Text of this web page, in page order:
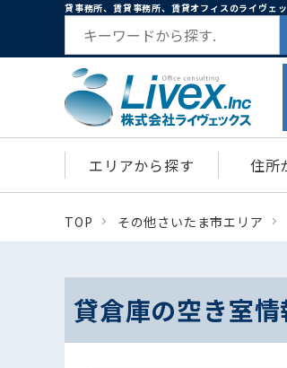
貸事務所、賃貸事務所、賃貸オフィスのライヴェ
エリアから探す 住所
TOP その他さいたま市エリア
貸倉庫の空き室情